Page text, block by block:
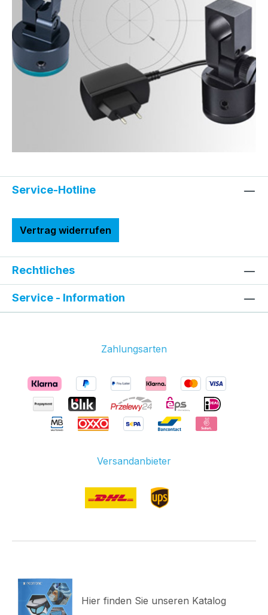
Service-Hotline
Vertrag widerrufen
Rechtliches
Service - Information
Zahlungsarten
Versandanbieter
Hier finden Sie unseren Katalog